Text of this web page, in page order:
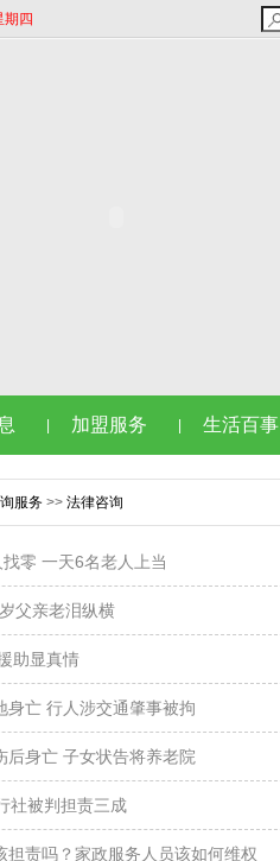
四
加盟服务 生活百事
服务>> 法律咨询
零 一天6名老人上当
父亲老泪纵横
助显真情
身亡 行人涉交通肇事被拘
后身亡 子女状告将养老院
社被判担责三成
担责吗？家政服务人员该如何维权